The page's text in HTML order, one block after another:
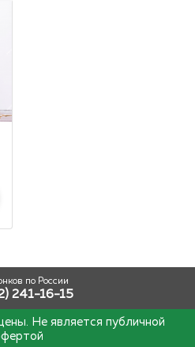
по России
241-16-15
Не является публичной